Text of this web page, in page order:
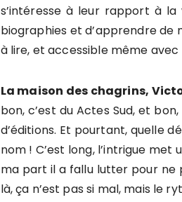
s’intéresse à leur rapport à
biographies et d’apprendre de
à lire, et accessible même avec
La maison des chagrins,
bon, c’est du Actes Sud, et
d’éditions. Et pourtant, quelle
nom ! C’est long, l’intrigue
ma part il a fallu lutter pour ne
là, ça n’est pas si mal, mais le